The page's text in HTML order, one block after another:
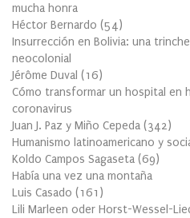
mucha honra
Héctor Bernardo (54)
Insurrección en Bolivia: una
neocolonial
Jérôme Duval (16)
Cómo transformar un hospital en
coronavirus
Juan J. Paz y Miño Cepeda (342)
Humanismo latinoamericano y
Koldo Campos Sagaseta (69)
Había una vez una montaña
Luis Casado (161 )
Lili Marleen oder Horst-Wessel-